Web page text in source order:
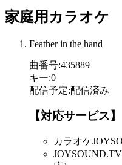
家庭用カラオケ
Feather in the hand
曲番号:435889
キー:0
配信予定:配信済み
【対応サービス】
カラオケ